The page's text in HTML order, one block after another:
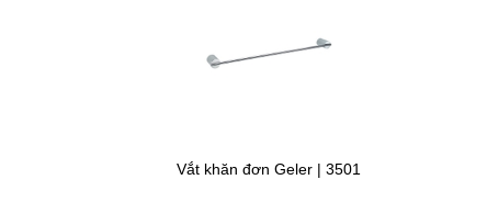
Vắt khăn đơn Geler | 3501